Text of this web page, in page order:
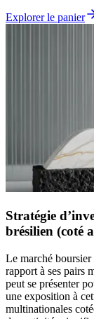
Explorer le panier
Stratégie
brésilien (coté
Le marché boursier
rapport à ses pairs
peut se présenter
une exposition à
multinationales